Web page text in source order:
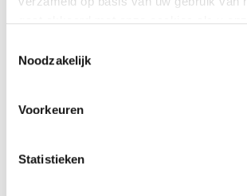
Noodzakelijk
Voorkeuren
Statistieken